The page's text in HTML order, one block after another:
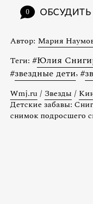
0 ОБСУДИТЬ
Автор: Мария
Теги: #Юлия
#звездные дети, #
Wmj.ru / Звезды /
Детские забавы:
снимок подросшего